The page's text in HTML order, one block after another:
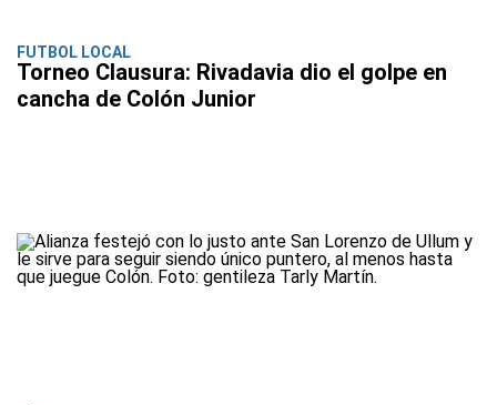
FUTBOL LOCAL
Torneo Clausura: Rivadavia dio el golpe en
cancha de Colón Junior